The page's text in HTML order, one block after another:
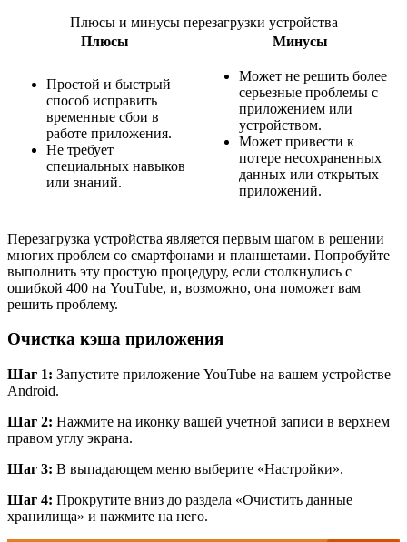
Плюсы и минусы перезагрузки устройства
Плюсы
Минусы
Простой и быстрый
способ исправить
временные сбои в
работе приложения.
Не требует
специальных навыков
или знаний.
Может не решить более
серьезные проблемы с
приложением или
устройством.
Может привести к
потере несохраненных
данных или открытых
приложений.
Перезагрузка устройства является первым шагом в решении
многих проблем со смартфонами и планшетами. Попробуйте
выполнить эту простую процедуру, если столкнулись с
ошибкой 400 на YouTube, и, возможно, она поможет вам
решить проблему.
Очистка кэша приложения
Шаг 1: Запустите приложение YouTube на вашем устройстве
Android.
Шаг 2: Нажмите на иконку вашей учетной записи в верхнем
правом углу экрана.
Шаг 3: В выпадающем меню выберите «Настройки».
Шаг 4: Прокрутите вниз до раздела «Очистить данные
хранилища» и нажмите на него.